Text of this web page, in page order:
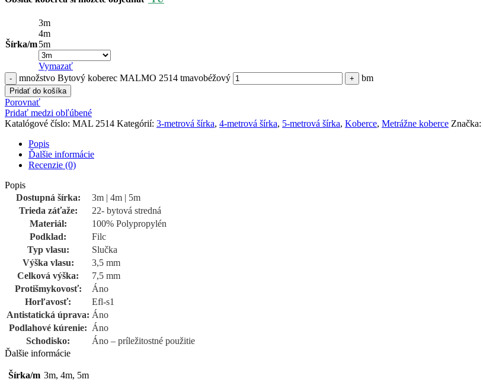
Šírka/m
3m
4m
5m
Vymazať
množstvo Bytový koberec MALMO 2514 tmavobéžový
bm
Pridať do košíka
Porovnať
Pridať medzi obľúbené
Katalógové číslo: MAL 2514 Kategórií: 3-metrová šírka, 4-metrová šírka, 5-metrová šírka, Koberce, Metrážne koberce Značka:
Popis
Ďalšie informácie
Recenzie (0)
Popis
Dostupná šírka:
3m | 4m | 5m
Trieda záťaže:
22- bytová stredná
Materiál:
100% Polypropylén
Podklad:
Filc
Typ vlasu:
Slučka
Výška vlasu:
3,5 mm
Celková výška:
7,5 mm
Protišmykovosť:
Áno
Horľavosť:
Efl-s1
Antistatická úprava: Áno
Podlahové kúrenie: Áno
Schodisko:
Áno – príležitostné použitie
Ďalšie informácie
Šírka/m 3m, 4m, 5m